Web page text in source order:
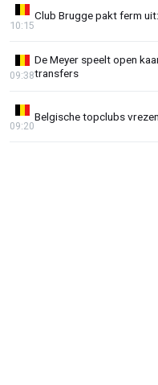
Club Brugge pakt ferm
10:15
De Meyer speelt open
transfers
09:38
Belgische topclubs
09:20